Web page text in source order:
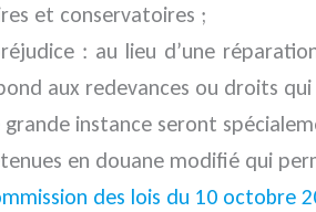
et conservatoires ;
: au lieu d’une
aux redevances ou droits
instance seront
en douane modifié qui
des lois du 10 octobre